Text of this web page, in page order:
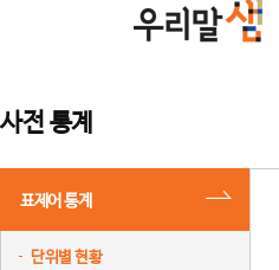
사전 통계
표제어 통계
단위별 현황